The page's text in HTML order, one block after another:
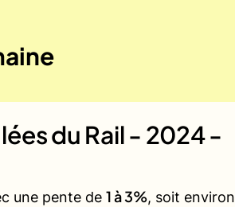
du Rail - 2024 -
une pente de 1 à 3%, soit environ